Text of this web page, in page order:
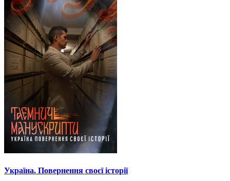
Україна. Повернення своєї історії